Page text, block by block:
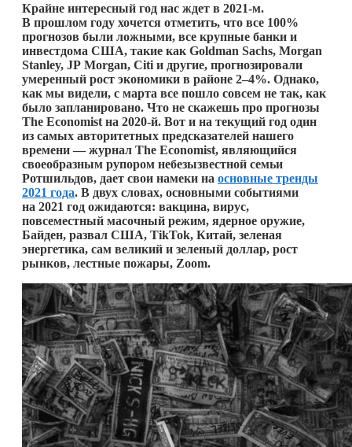
Крайне интересный год нас ждет в 2021-м.
В прошлом году хочется отметить, что все 100%
прогнозов были ложными, все крупные банки и
инвестдома США, такие как Goldman Sachs, Morgan
Stanley, JP Morgan, Citi и другие, прогнозировали
умеренный рост экономики в районе 2–4%. Однако,
как мы видели, с марта все пошло совсем не так, как
было запланировано. Что не скажешь про прогнозы
The Economist на 2020-й. Вот и на текущий год один
из самых авторитетных предсказателей нашего
времени — журнал The Economist, являющийся
своеобразным рупором небезызвестной семьи
Ротшильдов, дает свои намеки на основные тренды
2021 года. В двух словах, основными событиями
на 2021 год ожидаются: вакцина, вирус,
повсеместный масочный режим, ядерное оружие,
Байден, развал США, TikTok, Китай, зеленая
энергетика, сам великий и зеленый доллар, рост
рынков, лестные пожары, Zoom.